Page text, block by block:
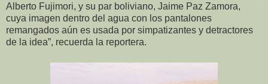
Alberto Fujimori, y su par boliviano, Jaime Paz Zamora,
cuya imagen dentro del agua con los pantalones
remangados aún es usada por simpatizantes y detractores
de la idea”, recuerda la reportera.